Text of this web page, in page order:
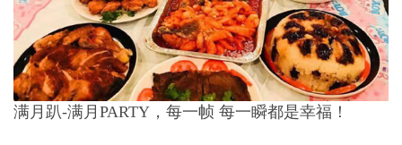
满月趴-满月PARTY，每一帧 每一瞬都是幸福！